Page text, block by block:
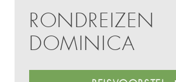
RONDREIZEN
DOMINICA